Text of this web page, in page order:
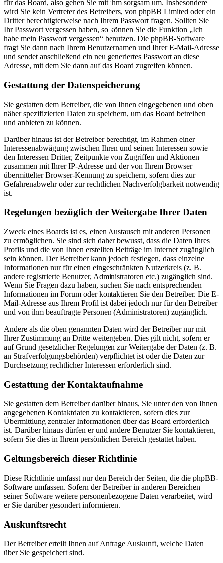
für das Board, also gehen Sie mit ihm sorgsam um. Insbesondere
wird Sie kein Vertreter des Betreibers, von phpBB Limited oder ein
Dritter berechtigterweise nach Ihrem Passwort fragen. Sollten Sie
Ihr Passwort vergessen haben, so können Sie die Funktion „Ich
habe mein Passwort vergessen“ benutzen. Die phpBB-Software
fragt Sie dann nach Ihrem Benutzernamen und Ihrer E-Mail-Adresse
und sendet anschließend ein neu generiertes Passwort an diese
Adresse, mit dem Sie dann auf das Board zugreifen können.
Gestattung der Datenspeicherung
Sie gestatten dem Betreiber, die von Ihnen eingegebenen und oben
näher spezifizierten Daten zu speichern, um das Board betreiben
und anbieten zu können.
Darüber hinaus ist der Betreiber berechtigt, im Rahmen einer
Interessenabwägung zwischen Ihren und seinen Interessen sowie
den Interessen Dritter, Zeitpunkte von Zugriffen und Aktionen
zusammen mit Ihrer IP-Adresse und der von Ihrem Browser
übermittelter Browser-Kennung zu speichern, sofern dies zur
Gefahrenabwehr oder zur rechtlichen Nachverfolgbarkeit notwendig
ist.
Regelungen bezüglich der Weitergabe Ihrer Daten
Zweck eines Boards ist es, einen Austausch mit anderen Personen
zu ermöglichen. Sie sind sich daher bewusst, dass die Daten Ihres
Profils und die von Ihnen erstellten Beiträge im Internet zugänglich
sein können. Der Betreiber kann jedoch festlegen, dass einzelne
Informationen nur für einen eingeschränkten Nutzerkreis (z. B.
andere registrierte Benutzer, Administratoren etc.) zugänglich sind.
Wenn Sie Fragen dazu haben, suchen Sie nach entsprechenden
Informationen im Forum oder kontaktieren Sie den Betreiber. Die E-
Mail-Adresse aus Ihrem Profil ist dabei jedoch nur für den Betreiber
und von ihm beauftragte Personen (Administratoren) zugänglich.
Andere als die oben genannten Daten wird der Betreiber nur mit
Ihrer Zustimmung an Dritte weitergeben. Dies gilt nicht, sofern er
auf Grund gesetzlicher Regelungen zur Weitergabe der Daten (z. B.
an Strafverfolgungsbehörden) verpflichtet ist oder die Daten zur
Durchsetzung rechtlicher Interessen erforderlich sind.
Gestattung der Kontaktaufnahme
Sie gestatten dem Betreiber darüber hinaus, Sie unter den von Ihnen
angegebenen Kontaktdaten zu kontaktieren, sofern dies zur
Übermittlung zentraler Informationen über das Board erforderlich
ist. Darüber hinaus dürfen er und andere Benutzer Sie kontaktieren,
sofern Sie dies in Ihrem persönlichen Bereich gestattet haben.
Geltungsbereich dieser Richtlinie
Diese Richtlinie umfasst nur den Bereich der Seiten, die die phpBB-
Software umfassen. Sofern der Betreiber in anderen Bereichen
seiner Software weitere personenbezogene Daten verarbeitet, wird
er Sie darüber gesondert informieren.
Auskunftsrecht
Der Betreiber erteilt Ihnen auf Anfrage Auskunft, welche Daten
über Sie gespeichert sind.